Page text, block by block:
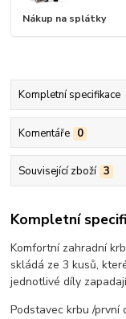
Nákup na splátky
Kompletní specifikace
Komentáře 0
Související zboží 3
Kompletní
Komfortní zahradní
skládá ze 3 kusů,
jednotlivé díly
Podstavec krbu /první